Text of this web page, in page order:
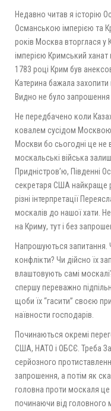
Недавно читав я історію
Османською імперією та
років Москва вторглася у
імперією Кримський ханат
1783 році Крим був
Катерина бажала
Видно не було запрошення
Не передбачено коли
ковалем сусідом
Москви бо сьогодні це не
москальські війська
Придністров’ю, Південні
секретаря США найкраще
різні інтерпретації
москалів до нашої хати.
на Криму, тут і без
Напрошуються
конфлікти? Чи дійсно їх
влаштовують самі
спершу переважно
щоби їх “гасити” своєю
наївности господарів.
Починаються окремі
США, НАТО і ОБСЄ. Треба
серйозного
запрошення, а потім як
головна проти москаля це
починаючи від головного